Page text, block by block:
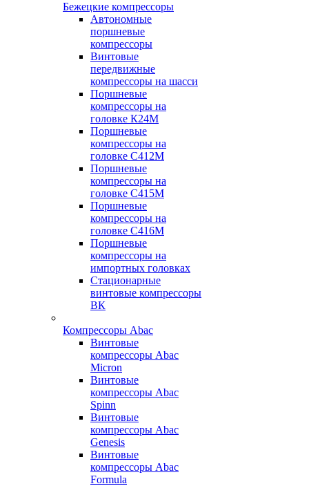
Бежецкие компрессоры
Автономные
поршневые
компрессоры
Винтовые
передвижные
компрессоры на шасси
Поршневые
компрессоры на
головке К24М
Поршневые
компрессоры на
головке С412М
Поршневые
компрессоры на
головке С415М
Поршневые
компрессоры на
головке С416М
Поршневые
компрессоры на
импортных головках
Стационарные
винтовые компрессоры
ВК
Компрессоры Abac
Винтовые
компрессоры Abac
Micron
Винтовые
компрессоры Abac
Spinn
Винтовые
компрессоры Abac
Genesis
Винтовые
компрессоры Abac
Formula